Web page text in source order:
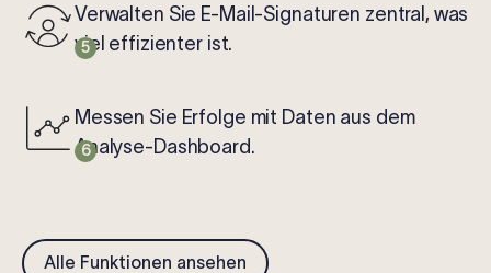
5
Verwalten Sie E-Mail-Signaturen zentral, was
viel effizienter ist.
6
Messen Sie Erfolge mit Daten aus dem
Analyse-Dashboard.
Alle Funktionen ansehen